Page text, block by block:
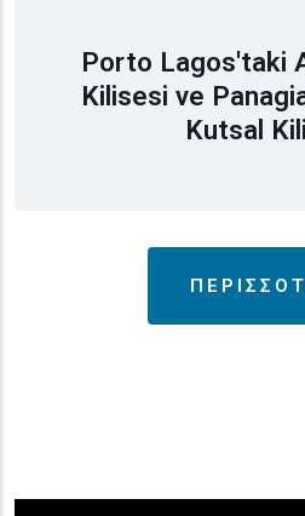
Porto Lagos'taki
Kilisesi ve
Kutsal